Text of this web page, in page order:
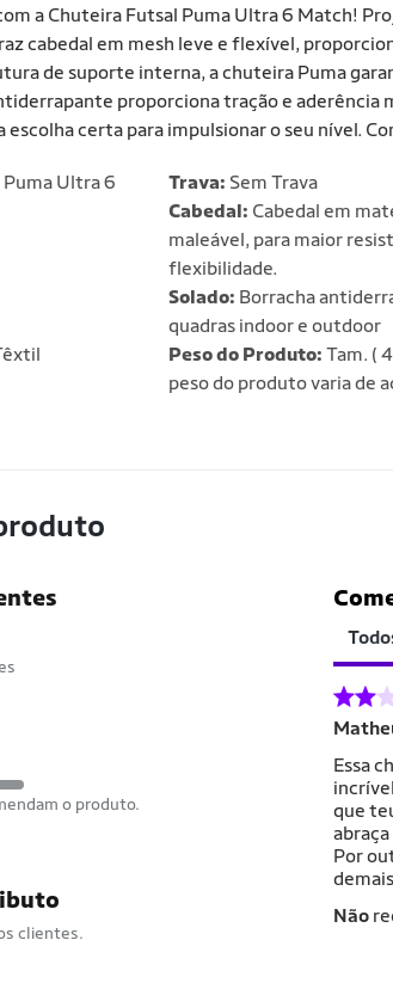
a Chuteira Futsal Puma Ultra 6 Match!
cabedal em mesh leve e flexível,
de suporte interna, a chuteira Puma
proporciona tração e aderência
escolha certa para impulsionar o seu nível.
Ultra 6
Trava: Sem Trava
Cabedal: Cabedal em
maleável, para maior
flexibilidade.
Solado: Borracha
quadras indoor e outdoor
Peso do Produto: Tam. (
peso do produto varia de
o produto.
clientes.
Essa
que
Por
Não